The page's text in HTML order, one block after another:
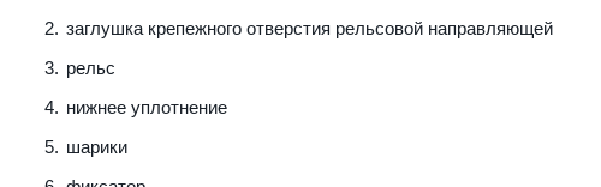
заглушка крепежного отверстия рельсовой направляющей
рельс
нижнее уплотнение
шарики